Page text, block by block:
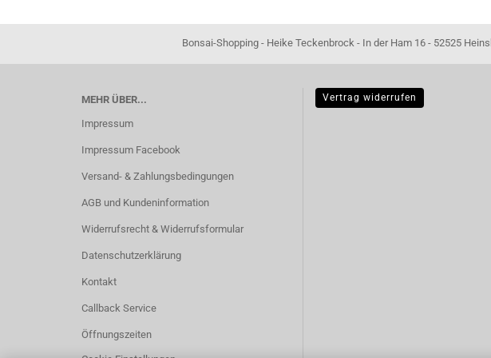
Bonsai-Shopping - Heike Teckenbrock - In der Ham 16 - 52525 Heinsberg -
MEHR ÜBER...
Impressum
Impressum Facebook
Versand- & Zahlungsbedingungen
AGB und Kundeninformation
Widerrufsrecht & Widerrufsformular
Datenschutzerklärung
Kontakt
Callback Service
Öffnungszeiten
Vertrag widerrufen